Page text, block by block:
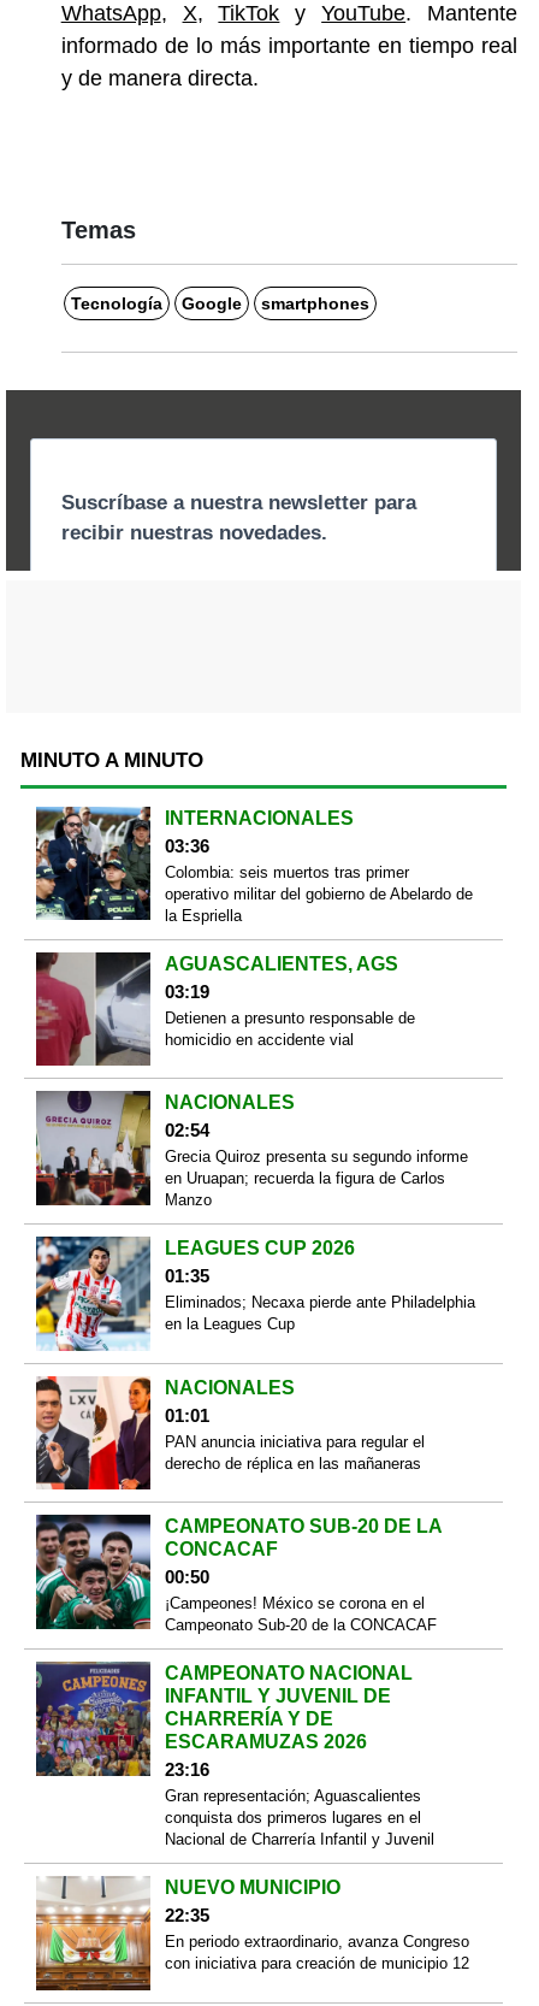
WhatsApp, X,TikTok yYouTube. Mantente
informado de lo más importante en tiempo real
y de manera directa.
Temas
Tecnología Google smartphones
MINUTO A MINUTO
INTERNACIONALES
03:36
Colombia: seis muertos tras primer
operativo militar del gobierno de Abelardo de
la Espriella
AGUASCALIENTES, AGS
03:19
Detienen a presunto responsable de
homicidio en accidente vial
NACIONALES
02:54
Grecia Quiroz presenta su segundo informe
en Uruapan; recuerda la figura de Carlos
Manzo
LEAGUES CUP 2026
01:35
Eliminados; Necaxa pierde ante Philadelphia
en la Leagues Cup
NACIONALES
01:01
PAN anuncia iniciativa para regular el
derecho de réplica en las mañaneras
CAMPEONATO SUB-20 DE LA
CONCACAF
00:50
¡Campeones! México se corona en el
Campeonato Sub-20 de la CONCACAF
CAMPEONATO NACIONAL
INFANTIL Y JUVENIL DE
CHARRERÍA Y DE
ESCARAMUZAS 2026
23:16
Gran representación; Aguascalientes
conquista dos primeros lugares en el
Nacional de Charrería Infantil y Juvenil
NUEVO MUNICIPIO
22:35
En periodo extraordinario, avanza Congreso
con iniciativa para creación de municipio 12